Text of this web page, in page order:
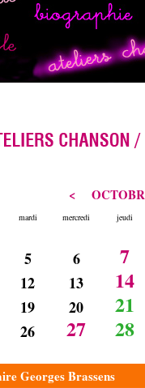
<
mardi mercredi jeudi
5 6 7
12 13 14
19 20 21
26 27 28
Georges Brassens